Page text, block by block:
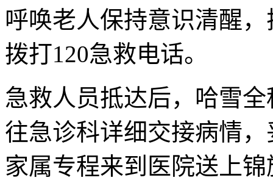
呼唤老人保持意识清醒
拨打120急救电话。
急救人员抵达后，哈雪
往急诊科详细交接病情
家属专程来到医院送上